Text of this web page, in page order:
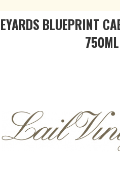
BLUEPRINT
750ML